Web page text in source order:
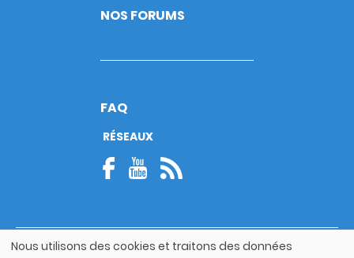
NOS FORUMS
FAQ
RÉSEAUX
© Copyright 2026
Utilisation
Nous utilisons des cookies et traitons des données